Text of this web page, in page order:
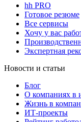
hh PRO
Готовое резюме
Все сервисы
Хочу у вас
Экспертная
Новости и статьи
Блог
О компаниях в
Жизнь в
ИТ-проекты